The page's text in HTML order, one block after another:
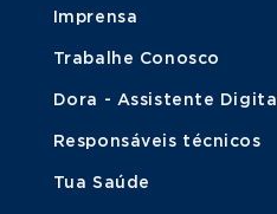
Imprensa
Trabalhe Conosco
Dora - Assistente Digital
Responsáveis técnicos
Tua Saúde